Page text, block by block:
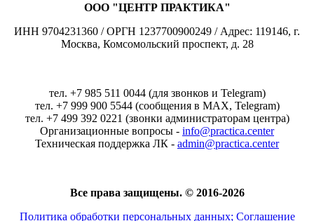
ООО "ЦЕНТР ПРАКТИКА"
ИНН 9704231360 / ОРГН 1237700900249 / Адрес: 119146, г.
Москва, Комсомольский проспект, д. 28
тел. +7 985 511 0044 (для звонков и Telegram)
тел. +7 999 900 5544 (сообщения в MAX, Telegram)
тел. +7 499 392 0221 (звонки администраторам центра)
Организационные вопросы - info@practica.center
Техническая поддержка ЛК - admin@practica.center
Все права защищены. © 2016-2026
Политика обработки персональных данных; Соглашение